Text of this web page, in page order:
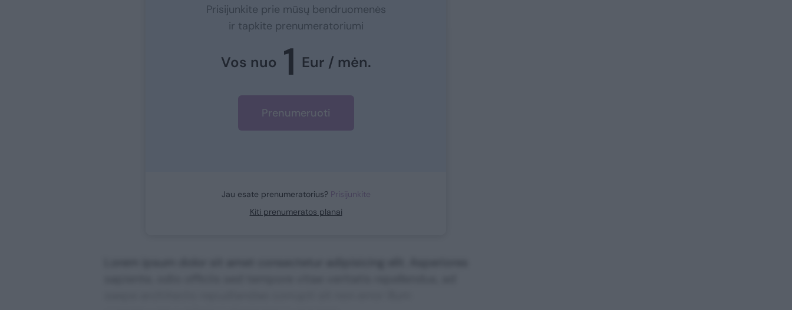
Prisijunkite prie mūsų bendruomenės
ir tapkite prenumeratoriumi
Vos nuo 1 Eur / mėn.
Prenumeruoti
Jau esate prenumeratorius? Prisijunkite
Kiti prenumeratos planai